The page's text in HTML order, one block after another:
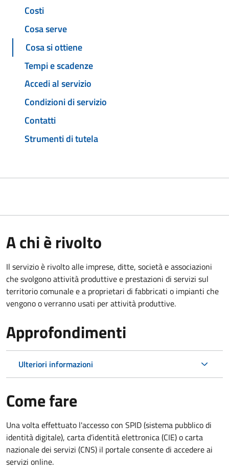
Costi
Cosa serve
Cosa si ottiene
Tempi e scadenze
Accedi al servizio
Condizioni di servizio
Contatti
Strumenti di tutela
A chi è rivolto
Il servizio è rivolto alle imprese, ditte, società e associazioni
che svolgono attività produttive e prestazioni di servizi sul
territorio comunale e a proprietari di fabbricati o impianti che
vengono o verranno usati per attività produttive.
Approfondimenti
Ulteriori informazioni
Come fare
Una volta effettuato l'accesso con SPID (sistema pubblico di
identità digitale), carta d’identità elettronica (CIE) o carta
nazionale dei servizi (CNS) il portale consente di accedere ai
servizi online.